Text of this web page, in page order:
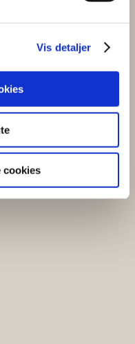
Vis detaljer
cookies